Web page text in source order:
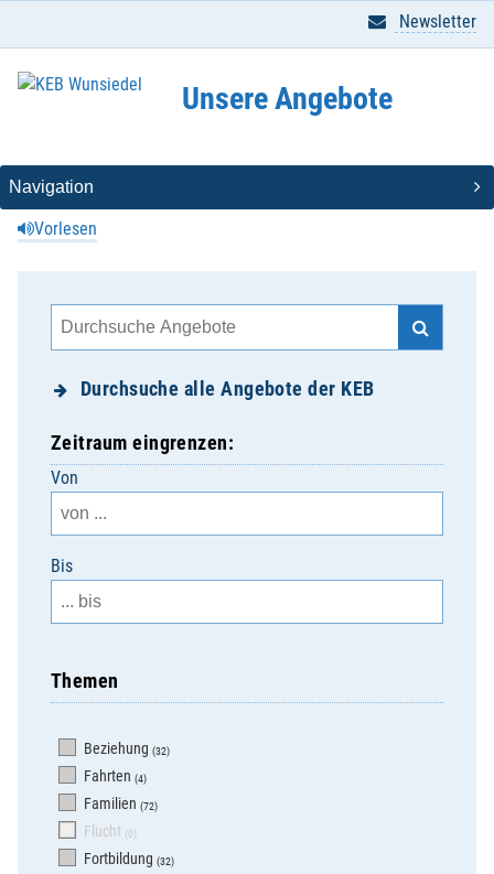
Vorlesen
Newsletter
Unsere Angebote
Durchsuche alle Angebote der KEB
Zeitraum eingrenzen:
Von
Bis
Themen
Beziehung (32)
Fahrten (4)
Familien (72)
Flucht (0)
Fortbildung (32)